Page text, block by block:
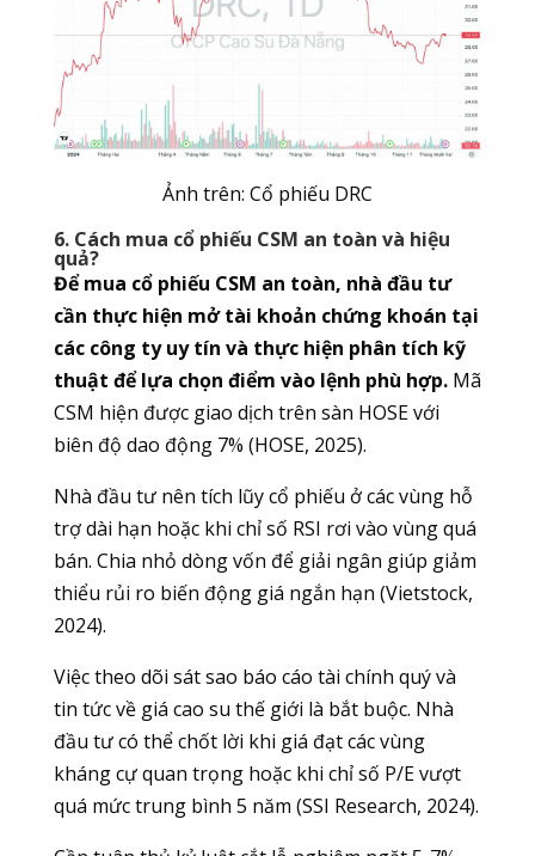
Ảnh trên: Cổ phiếu DRC
6. Cách mua cổ phiếu CSM an toàn và hiệu
quả?
Để mua cổ phiếu CSM an toàn, nhà đầu tư
cần thực hiện mở tài khoản chứng khoán tại
các công ty uy tín và thực hiện phân tích kỹ
thuật để lựa chọn điểm vào lệnh phù hợp.Mã
CSM hiện được giao dịch trên sàn HOSE với
biên độ dao động 7% (HOSE, 2025).
Nhà đầu tư nên tích lũy cổ phiếu ở các vùng hỗ
trợ dài hạn hoặc khi chỉ số RSI rơi vào vùng quá
bán. Chia nhỏ dòng vốn để giải ngân giúp giảm
thiểu rủi ro biến động giá ngắn hạn (Vietstock,
2024).
Việc theo dõi sát sao báo cáo tài chính quý và
tin tức về giá cao su thế giới là bắt buộc. Nhà
đầu tư có thể chốt lời khi giá đạt các vùng
kháng cự quan trọng hoặc khi chỉ số P/E vượt
quá mức trung bình 5 năm (SSI Research, 2024).